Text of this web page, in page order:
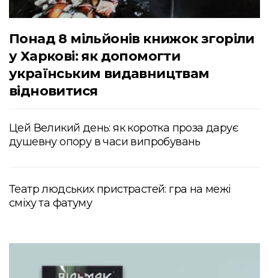
Понад 8 мільйонів книжок згоріли
у Харкові: як допомогти
українським видавництвам
відновитися
Цей Великий день: як коротка проза дарує
душевну опору в часи випробувань
Театр людських пристрастей: гра на межі
сміху та фатуму